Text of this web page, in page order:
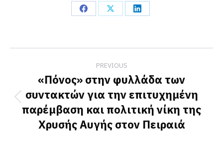
Share
Facebook
Share
X
Share
LinkedIn
navigation
PREVIOUS
Previous
post:
«Πόνος» στην φυλλάδα των
συντακτών για την επιτυχημένη
παρέμβαση και πολιτική νίκη της
Χρυσής Αυγής στον Πειραιά